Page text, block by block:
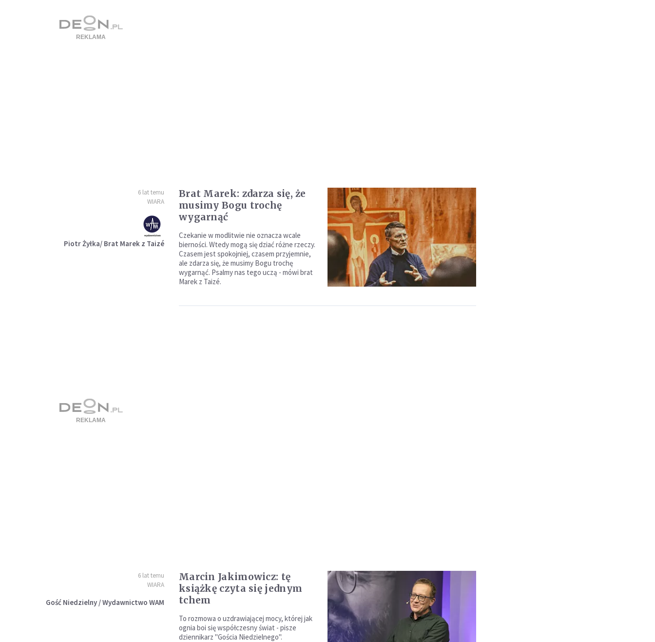
6 lat temu
WIARA
Piotr Żyłka/ Brat Marek z Taizé
Brat Marek: zdarza się, że
musimy Bogu trochę
wygarnąć
Czekanie w modlitwie nie oznacza wcale
bierności. Wtedy mogą się dziać różne rzeczy.
Czasem jest spokojniej, czasem przyjemnie,
ale zdarza się, że musimy Bogu trochę
wygarnąć. Psalmy nas tego uczą - mówi brat
Marek z Taizé.
6 lat temu
WIARA
Gość Niedzielny / Wydawnictwo WAM
Marcin Jakimowicz: tę
książkę czyta się jednym
tchem
To rozmowa o uzdrawiającej mocy, której jak
ognia boi się współczesny świat - pisze
dziennikarz "Gościa Niedzielnego".